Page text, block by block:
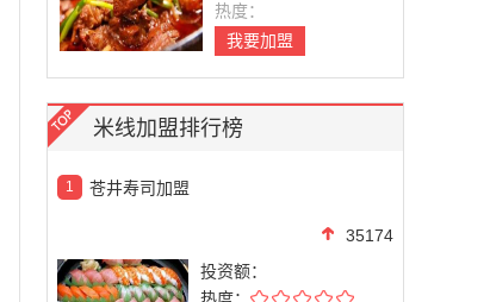
热度：
我要加盟
米线加盟排行榜
1 苍井寿司加盟
35174
投资额：